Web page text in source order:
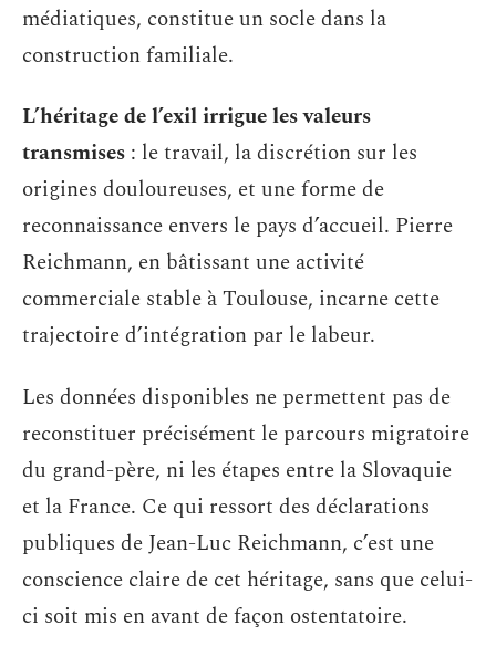
médiatiques, constitue un socle dans la
construction familiale.
L’héritage de l’exil irrigue les valeurs
transmises : le travail, la discrétion sur les
origines douloureuses, et une forme de
reconnaissance envers le pays d’accueil. Pierre
Reichmann, en bâtissant une activité
commerciale stable à Toulouse, incarne cette
trajectoire d’intégration par le labeur.
Les données disponibles ne permettent pas de
reconstituer précisément le parcours migratoire
du grand-père, ni les étapes entre la Slovaquie
et la France. Ce qui ressort des déclarations
publiques de Jean-Luc Reichmann, c’est une
conscience claire de cet héritage, sans que celui-
ci soit mis en avant de façon ostentatoire.